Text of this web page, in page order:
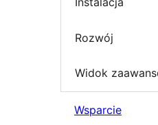
Rozwój
Widok
Wsparcie